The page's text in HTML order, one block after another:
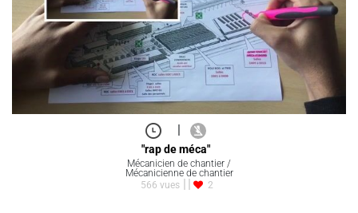
|
"rap de méca"
Mécanicien de chantier /
Mécanicienne de chantier
566 vues
2